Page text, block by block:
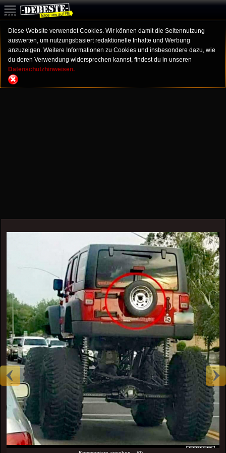
Diese Website verwendet Cookies. Wir können damit die Seitennutzung
auswerten, um nutzungsbasiert redaktionelle Inhalte und Werbung
anzuzeigen. Weitere Informationen zu Cookies und insbesondere dazu, wie
du deren Verwendung widersprechen kannst, findest du in unseren
Datenschutzhinweisen.